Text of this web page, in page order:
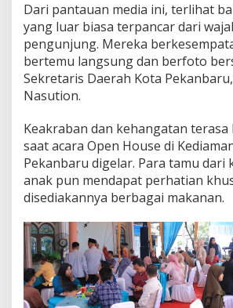
Dari pantauan media ini, terlihat
yang luar biasa terpancar dari
pengunjung. Mereka
bertemu langsung dan berfoto
Sekretaris Daerah Kota
Nasution.
Keakraban dan kehangatan
saat acara Open House di
Pekanbaru digelar. Para tamu dari
anak pun mendapat perhatian
disediakannya berbagai makanan.